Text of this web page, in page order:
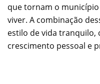
que tornam o
viver. A combinação
estilo de vida
crescimento pessoal e